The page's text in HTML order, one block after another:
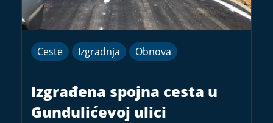
Ceste Izgradnja Obnova
Izgrađena spojna cesta u
Gundulićevoj ulici